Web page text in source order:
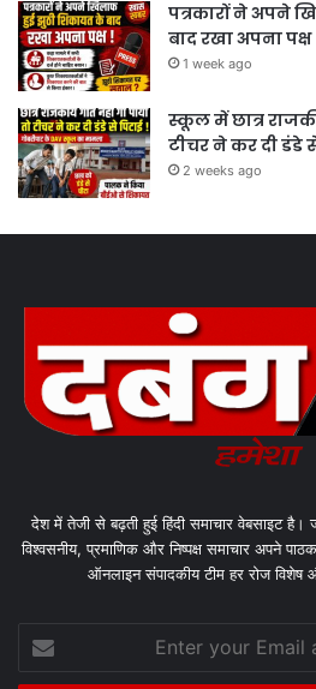
पत्रकारों ने अपने
बाद रखा अपना पक्ष
1 week ago
स्कूल में छात्र
टीचर ने कर दी डंडे
2 weeks ago
देश में तेजी से बढ़ती हुई हिंदी समाचार वेबसाइट है।
विश्वसनीय, प्रमाणिक और निष्पक्ष समाचार अपने
ऑनलाइन संपादकीय टीम हर रोज विशेष
your
Email